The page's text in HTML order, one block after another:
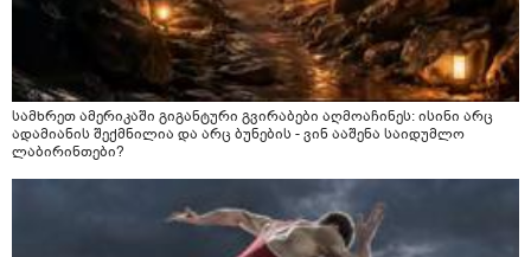
სამხრეთ ამერიკაში გიგანტური გვირაბები აღმოაჩინეს: ისინი არც
ადამიანის შექმნილია და არც ბუნების - ვინ ააშენა საიდუმლო
ლაბირინთები?